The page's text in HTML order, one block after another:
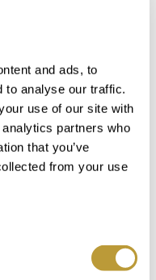
and ads, to
to analyse our traffic.
use of our site with
partners who
that you’ve
from your use
viele Nicht-
jeden
Charmante
stilvolle
oder
Moderne